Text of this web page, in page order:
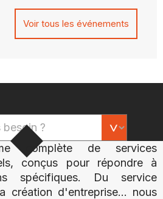
Voir tous les événements
complète de services
conçus pour répondre à
spécifiques. Du service
création d'entreprise... nous